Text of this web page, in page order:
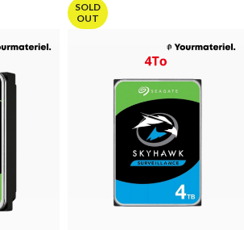
SOLD
OUT